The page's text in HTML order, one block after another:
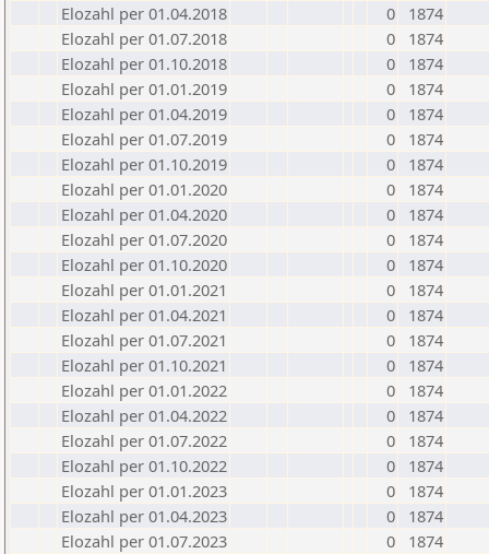
Elozahl per 01.04.2018
0
1874
Elozahl per 01.07.2018
0
1874
Elozahl per 01.10.2018
0
1874
Elozahl per 01.01.2019
0
1874
Elozahl per 01.04.2019
0
1874
Elozahl per 01.07.2019
0
1874
Elozahl per 01.10.2019
0
1874
Elozahl per 01.01.2020
0
1874
Elozahl per 01.04.2020
0
1874
Elozahl per 01.07.2020
0
1874
Elozahl per 01.10.2020
0
1874
Elozahl per 01.01.2021
0
1874
Elozahl per 01.04.2021
0
1874
Elozahl per 01.07.2021
0
1874
Elozahl per 01.10.2021
0
1874
Elozahl per 01.01.2022
0
1874
Elozahl per 01.04.2022
0
1874
Elozahl per 01.07.2022
0
1874
Elozahl per 01.10.2022
0
1874
Elozahl per 01.01.2023
0
1874
Elozahl per 01.04.2023
0
1874
Elozahl per 01.07.2023
0
1874